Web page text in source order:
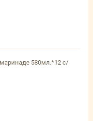
580мл.*12 с/